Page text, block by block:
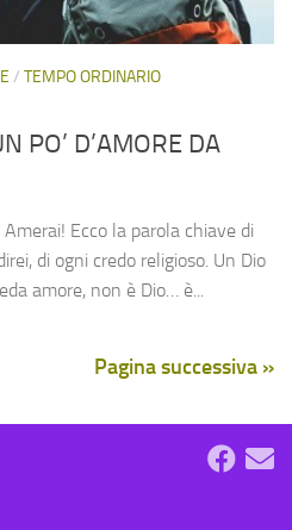
/ TEMPO ORDINARIO
PO’ D’AMORE DA
Ecco la parola chiave di
di ogni credo religioso. Un Dio
amore, non è Dio… è...
Pagina successiva »